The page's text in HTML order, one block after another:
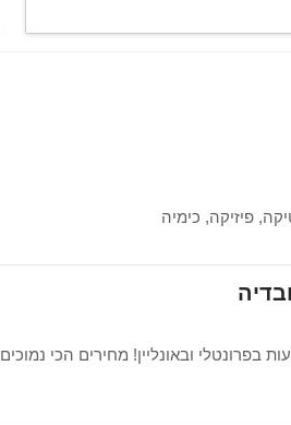
בפרונטלי ובאונליין! מחירים הכי נמוכים